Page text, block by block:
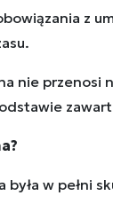
z
nie
w pełni